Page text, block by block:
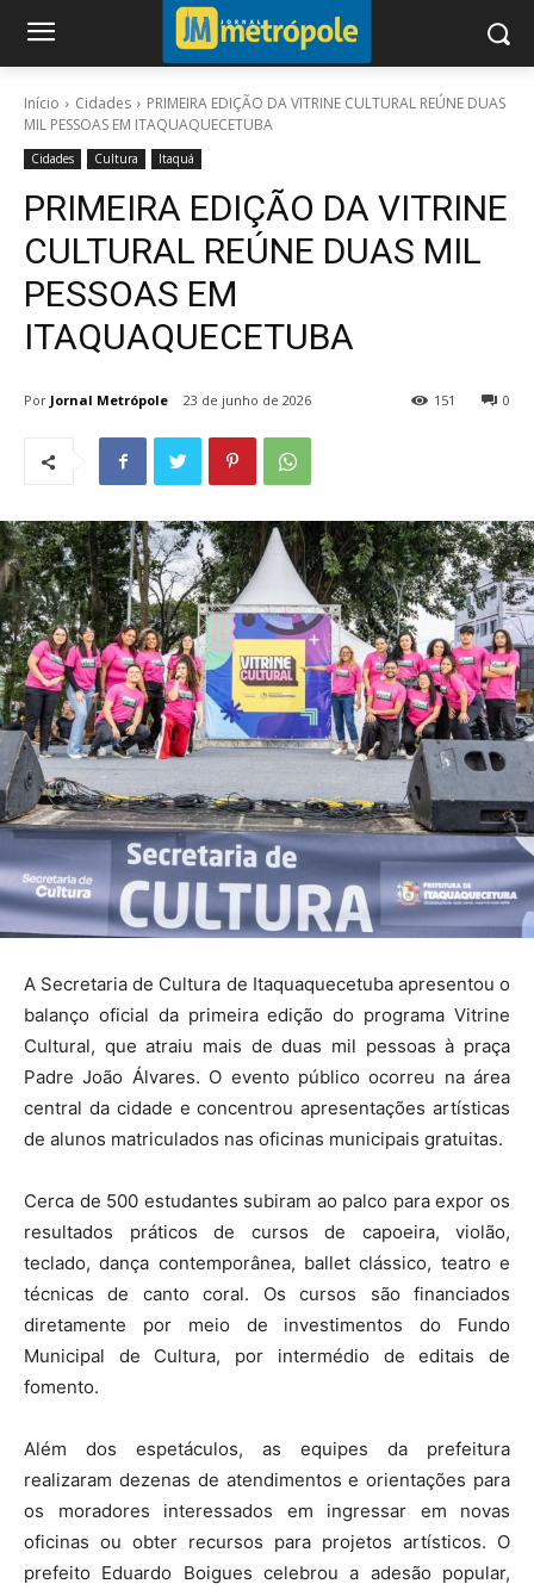
Início Cidades
PRIMEIRA EDIÇÃO DA VITRINE CULTURAL REÚNE DUAS
MIL PESSOAS EM ITAQUAQUECETUBA
Cidades Cultura Itaquá
PRIMEIRA EDIÇÃO DA VITRINE
CULTURAL REÚNE DUAS MIL
PESSOAS EM
ITAQUAQUECETUBA
Por Jornal Metrópole 23 de junho de 2026 0
151
A Secretaria de Cultura de Itaquaquecetuba apresentou o
balanço oficial da primeira edição do programa Vitrine
Cultural, que atraiu mais de duas mil pessoas à praça
Padre João Álvares. O evento público ocorreu na área
central da cidade e concentrou apresentações artísticas
de alunos matriculados nas oficinas municipais gratuitas.
Cerca de 500 estudantes subiram ao palco para expor os
resultados práticos de cursos de capoeira, violão,
teclado, dança contemporânea, ballet clássico, teatro e
técnicas de canto coral. Os cursos são financiados
diretamente por meio de investimentos do Fundo
Municipal de Cultura, por intermédio de editais de
fomento.
Além dos espetáculos, as equipes da prefeitura
realizaram dezenas de atendimentos e orientações para
os moradores interessados em ingressar em novas
oficinas ou obter recursos para projetos artísticos. O
prefeito Eduardo Boigues celebrou a adesão popular,